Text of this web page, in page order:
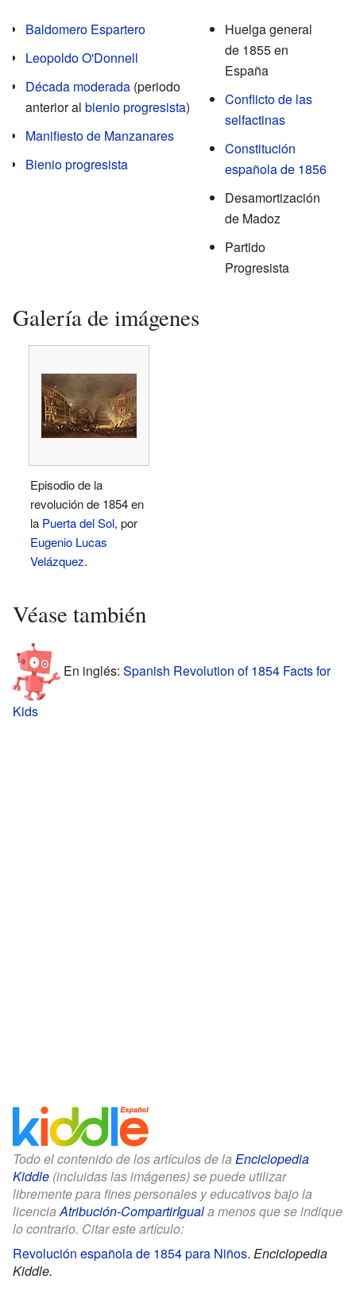
Baldomero Espartero
Leopoldo O'Donnell
Década moderada (periodo
anterior al bienio progresista)
Manifiesto de Manzanares
Bienio progresista
Huelga general
de 1855 en
España
Conflicto de las
selfactinas
Constitución
española de 1856
Desamortización
de Madoz
Partido
Progresista
Galería de imágenes
Episodio de la
revolución de 1854 en
la Puerta del Sol, por
Eugenio Lucas
Velázquez.
Véase también
En inglés: Spanish Revolution of 1854 Facts for
Kids
Todo el contenido de los artículos de la Enciclopedia
Kiddle (incluidas las imágenes) se puede utilizar
libremente para fines personales y educativos bajo la
licenciaAtribución-CompartirIguala menos que se indique
lo contrario. Citar este artículo:
Revolución española de 1854 para Niños. Enciclopedia
Kiddle.